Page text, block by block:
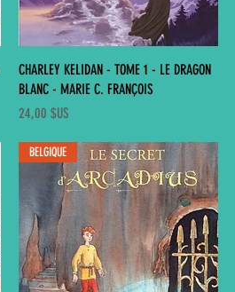
Aperçu rapide
CHARLEY KELIDAN - TOME 1 - LE DRAGON
BLANC - MARIE C. FRANÇOIS
Prix
24,00 $US
BELGIQUE